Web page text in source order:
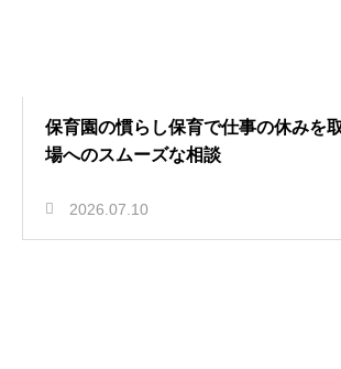
保育園の慣らし保育で仕事の休みを
場へのスムーズな相談
2026.07.10